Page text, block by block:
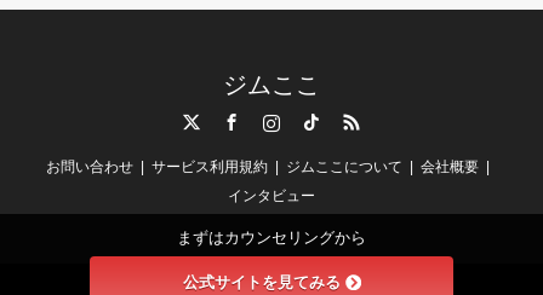
ジムここ
TikTok RSS
お問い合わせ サービス利用規約 ジムここについて
会社概要
インタビュー
まずはカウンセリングから
公式サイトを見てみる